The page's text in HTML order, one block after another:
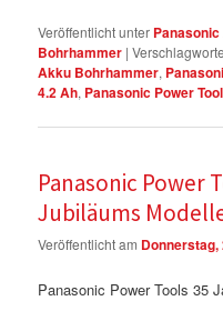
Veröffentlicht unter
Bohrhammer |
Akku Bohrhammer,
4.2 Ah, Panasonic Power
Panasonic Power
Jubiläums
Veröffentlicht am Donnerstag,
Panasonic Power Tools 35